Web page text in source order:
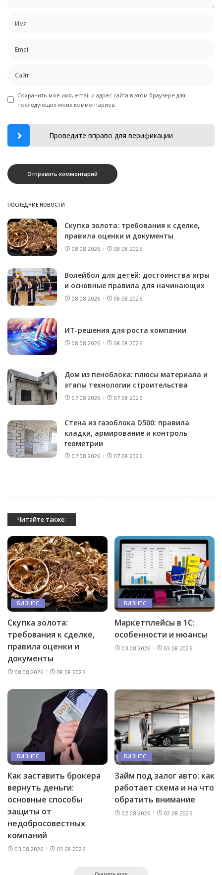
Сохранить моё имя, email и адрес сайта в этом браузере для
последующих моих комментариев.
Проведите вправо для верификации
ПОСЛЕДНИЕ НОВОСТИ
Скупка золота: требования к сделке,
правила оценки и документы
08.08.2026 08.08.2026
Волейбол для детей: достоинства игры
и основные правила для начинающих
08.08.2026 08.08.2026
ИТ-решения для роста компании
08.08.2026 08.08.2026
Дом из пеноблока: плюсы материала и
этапы технологии строительства
07.08.2026 07.08.2026
Стена из газоблока D500: правила
кладки, армирование и контроль
геометрии
07.08.2026 07.08.2026
Читайте также:
БИЗНЕС
Скупка золота:
требования к сделке,
правила оценки и
документы
08.08.2026 08.08.2026
БИЗНЕС
Маркетплейсы в 1С:
особенности и нюансы
03.08.2026 03.08.2026
БИЗНЕС
Как заставить брокера
вернуть деньги:
основные способы
защиты от
недобросовестных
компаний
03.08.2026 03.08.2026
БИЗНЕС
Займ под залог авто: как
работает схема и на что
обратить внимание
02.08.2026 02.08.2026